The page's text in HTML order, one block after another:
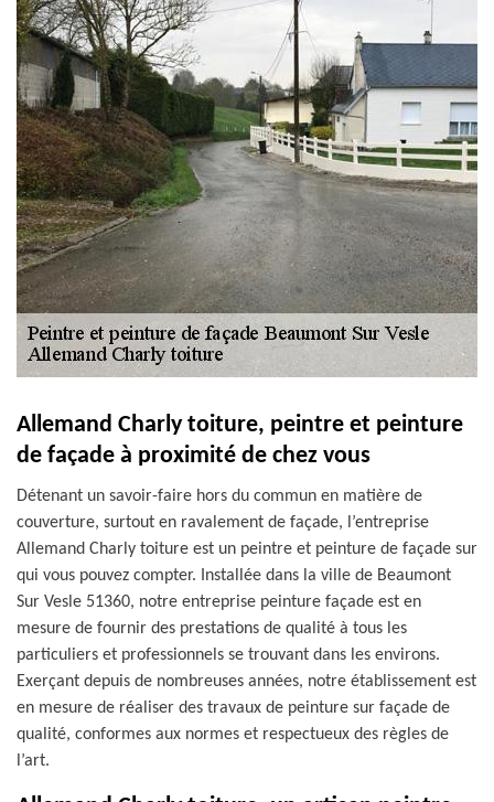
Allemand Charly toiture, peintre et peinture
de façade à proximité de chez vous
Détenant un savoir-faire hors du commun en matière de
couverture, surtout en ravalement de façade, l’entreprise
Allemand Charly toiture est un peintre et peinture de façade sur
qui vous pouvez compter. Installée dans la ville de Beaumont
Sur Vesle 51360, notre entreprise peinture façade est en
mesure de fournir des prestations de qualité à tous les
particuliers et professionnels se trouvant dans les environs.
Exerçant depuis de nombreuses années, notre établissement est
en mesure de réaliser des travaux de peinture sur façade de
qualité, conformes aux normes et respectueux des règles de
l’art.